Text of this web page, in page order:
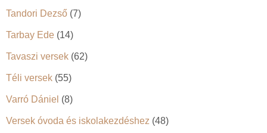
Tandori Dezső (7)
Tarbay Ede (14)
Tavaszi versek (62)
Téli versek (55)
Varró Dániel (8)
Versek óvoda és iskolakezdéshez (48)